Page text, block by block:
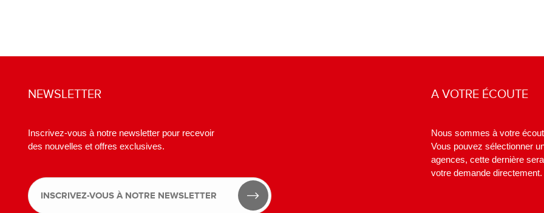
NEWSLETTER
Inscrivez-vous à notre newsletter pour recevoir
des nouvelles et offres exclusives.
A VOTRE ÉCOUTE
Nous sommes à votre
Vous pouvez sélectionner
agences, cette dernière
votre demande directement.